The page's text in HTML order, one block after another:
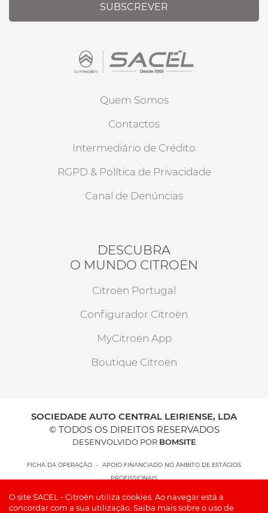
SUBSCREVER
Quem Somos
Contactos
Intermediário de Crédito
RGPD & Política de Privacidade
Canal de Denúncias
DESCUBRA
O MUNDO CITROËN
Citroën Portugal
Configurador Citroën
MyCitroën App
Boutique Citroën
SOCIEDADE AUTO CENTRAL LEIRIENSE, LDA
© TODOS OS DIREITOS RESERVADOS
DESENVOLVIDO POR BOMSITE
FICHA DA OPERAÇÃO – APOIO FINANCIADO NO ÂMBITO DE ESTÁGIOS
PROFISSIONAIS
O site SACEL - Citroën utiliza cookies. Ao navegar está a
concordar com a sua utilização. Saiba mais sobre o uso de